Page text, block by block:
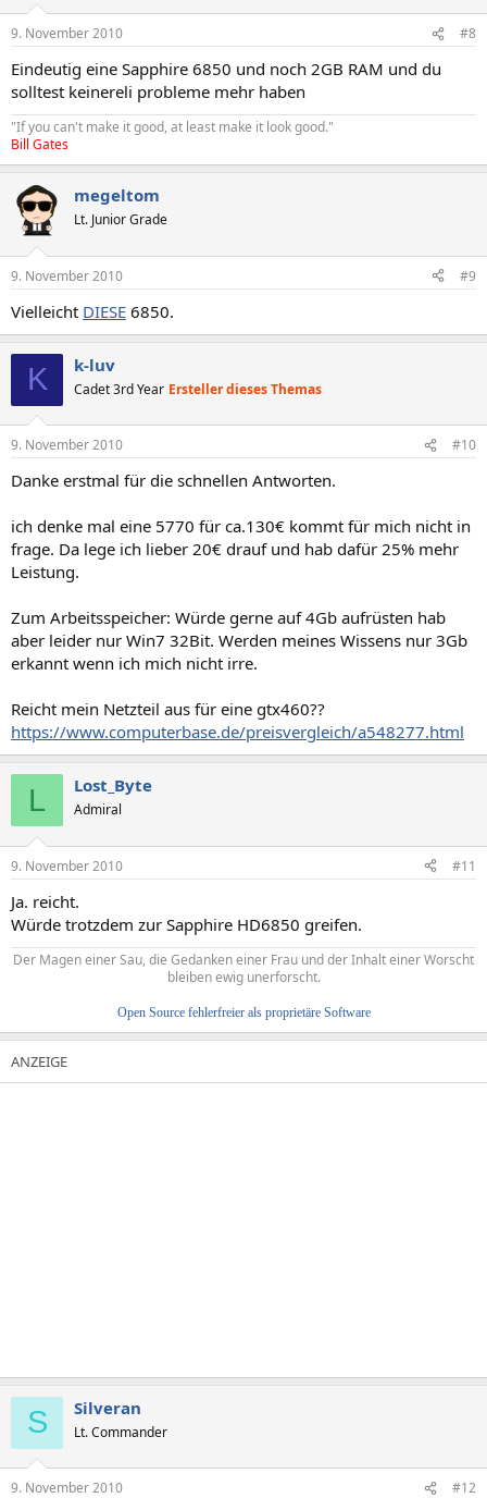
9. November 2010 #8
Eindeutig eine Sapphire 6850 und noch 2GB RAM und du
solltest keinereli probleme mehr haben
"If you can't make it good, at least make it look good."
Bill Gates
megeltom
Lt. Junior Grade
9. November 2010 #9
Vielleicht DIESE 6850.
K k-luv
Cadet 3rd Year Ersteller dieses Themas
9. November 2010 #10
Danke erstmal für die schnellen Antworten.
ich denke mal eine 5770 für ca.130€ kommt für mich nicht in
frage. Da lege ich lieber 20€ drauf und hab dafür 25% mehr
Leistung.
Zum Arbeitsspeicher: Würde gerne auf 4Gb aufrüsten hab
aber leider nur Win7 32Bit. Werden meines Wissens nur 3Gb
erkannt wenn ich mich nicht irre.
Reicht mein Netzteil aus für eine gtx460??
https://www.computerbase.de/preisvergleich/a548277.html
L Lost_Byte
Admiral
9. November 2010 #11
Ja. reicht.
Würde trotzdem zur Sapphire HD6850 greifen.
Der Magen einer Sau, die Gedanken einer Frau und der Inhalt einer Worscht
bleiben ewig unerforscht.
Open Source fehlerfreier als proprietäre Software
S Silveran
Lt. Commander
9. November 2010 #12